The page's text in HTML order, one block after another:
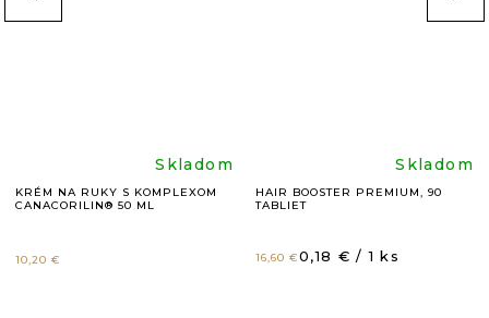
KRÉM NA RUKY S KOMPLEXOM
CANACORILIN® 50 ML
Priemerné
hodnotenie
Skladom
10,20 €
HAIR BOOSTER PREMIUM, 90
TABLIET
Skladom
16,60 €Jednotková
0,18 € / 1 ks